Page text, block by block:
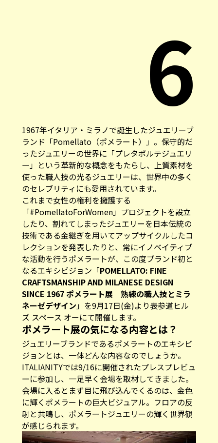
6
1967年イタリア・ミラノで誕生したジュエリーブ
ランド「Pomellato（ポメラート） 」。保守的だ
ったジュエリーの世界に「プレタポルテジュエリ
ー」という革新的な概念をもたらし、上質素材を
使った職人技の光るジュエリーは、世界中の多く
のセレブリティにも愛用されています。
これまで女性の権利を擁護する
「#PomellatoForWomen」プロジェクトを設立
したり、割れてしまったジュエリーを日本伝統の
技術である金継ぎを用いてアップサイクルしたコ
レクションを発表したりと、常にイノベイティブ
な活動を行うポメラートが、この度ブランド初と
なるエキシビジョン「POMELLATO: FINE
CRAFTSMANSHIP AND MILANESE DESIGN
SINCE 1967 ポメラート展 熟練の職人技とミラ
ネーゼデザイン」を9月17日(金)より表参道ヒル
ズ スペース オーにて開催します。
ポメラート展の気になる内容とは？
ジュエリーブランドであるポメラートのエキシビ
ジョンとは、一体どんな内容なのでしょうか。
ITALIANITYでは9/16に開催されたプレスプレビュ
ーに参加し、一足早く会場を取材してきました。
会場に入るとまず目に飛び込んでくるのは、金色
に輝くポメラートの巨大ビジュアル。フロアの反
射と共鳴し、ポメラートジュエリーの輝く世界観
が感じられます。